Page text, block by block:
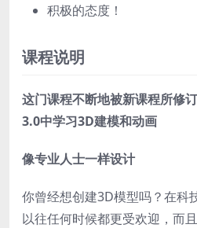
积极的态度！
课程说明
这门课程不断地被新课程所修
3.0中学习3D建模和动画
像专业人士一样设计
你曾经想创建3D模型吗？在科
以往任何时候都更受欢迎，而